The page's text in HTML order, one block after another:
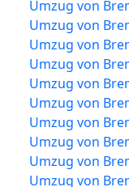
Umzug von
Umzug von
Umzug von
Umzug von
Umzug von
Umzug von
Umzug von
Umzug von
Umzug von
Umzug von